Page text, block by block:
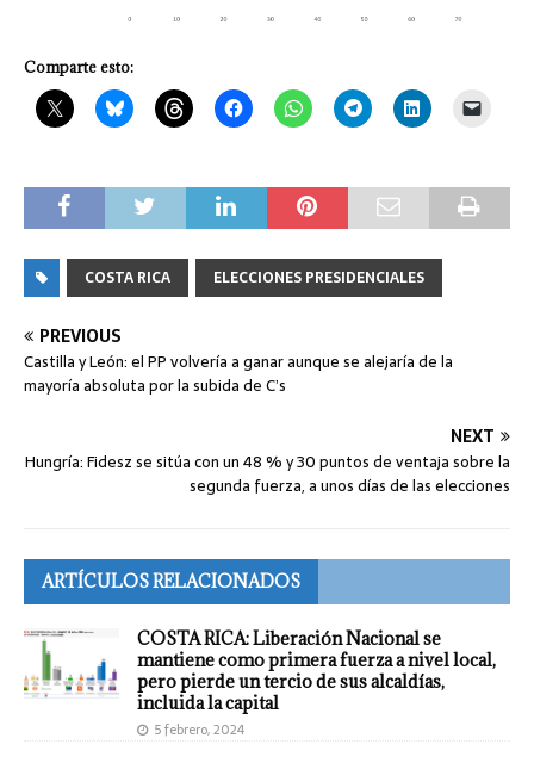
Comparte esto:
COSTA RICA ELECCIONES PRESIDENCIALES
PREVIOUS
Castilla y León: el PP volvería a ganar aunque se alejaría de la
mayoría absoluta por la subida de C’s
NEXT
Hungría: Fidesz se sitúa con un 48 % y 30 puntos de ventaja sobre la
segunda fuerza, a unos días de las elecciones
ARTÍCULOS RELACIONADOS
COSTA RICA: Liberación Nacional se
mantiene como primera fuerza a nivel local,
pero pierde un tercio de sus alcaldías,
incluida la capital
5 febrero, 2024